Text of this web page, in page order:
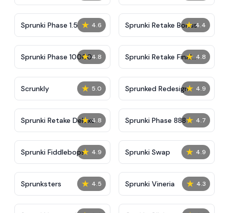
★ 4.6
Sprunki Phase 1.5 ★ 4.4
Sprunki Retake Bonus
★ 4.8
Sprunki Phase 10000 ★ 4.8
Sprunki Retake Final
Update
★ 5.0
Scrunkly ★ 4.9
Sprunked Redesign
★ 4.8
Sprunki Retake Deluxe ★ 4.7
Sprunki Phase 888
★ 4.9
Sprunki Fiddlebops ★ 4.9
Sprunki Swap
★ 4.5
Sprunksters ★ 4.3
Sprunki Vineria